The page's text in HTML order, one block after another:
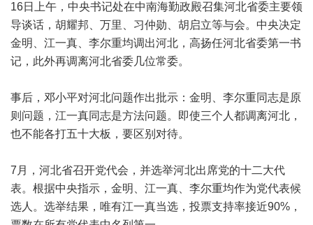
16日上午，中央书记处在中南海勤政殿召集河北省委主要领
导谈话，胡耀邦、万里、习仲勋、胡启立等与会。中央决定
金明、江一真、李尔重均调出河北，高扬任河北省委第一书
记，此外再调离河北省委几位常委。
事后，邓小平对河北问题作出批示：金明、李尔重同志是原
则问题，江一真同志是方法问题。即使三个人都调离河北，
也不能各打五十大板，要区别对待。
7月，河北省召开党代会，并选举河北出席党的十二大代
表。根据中央指示，金明、江一真、李尔重均作为党代表候
选人。选举结果，唯有江一真当选，投票支持率接近90%，